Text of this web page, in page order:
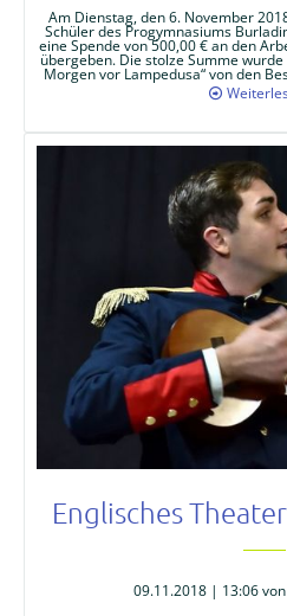
Am Dienstag, den 6. November
Schüler des Progymnasiums
eine Spende von 500,00 € an den
übergeben. Die stolze Summe
Morgen vor Lampedusa“ von den
Englisches
09.11.2018 | 13:06von